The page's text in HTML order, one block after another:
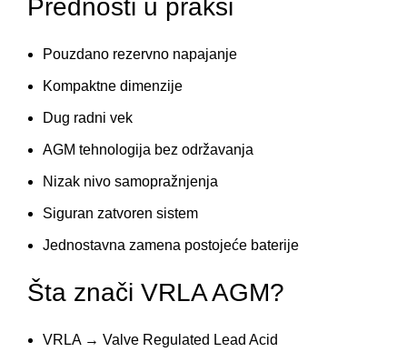
Prednosti u praksi
Pouzdano rezervno napajanje
Kompaktne dimenzije
Dug radni vek
AGM tehnologija bez održavanja
Nizak nivo samopražnjenja
Siguran zatvoren sistem
Jednostavna zamena postojeće baterije
Šta znači VRLA AGM?
VRLA → Valve Regulated Lead Acid